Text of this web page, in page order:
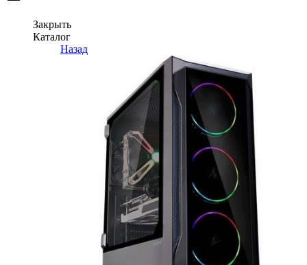
Закрыть
Каталог
Назад